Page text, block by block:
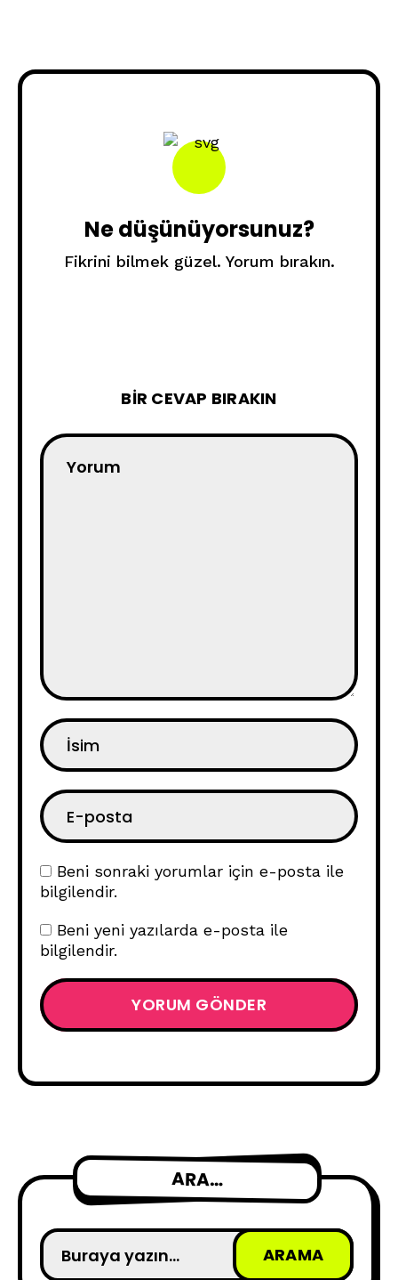
Ne düşünüyorsunuz?
Fikrini bilmek güzel. Yorum bırakın.
BIR CEVAP BIRAKIN
Beni sonraki yorumlar için e-posta ile
bilgilendir.
Beni yeni yazılarda e-posta ile
bilgilendir.
ARA…